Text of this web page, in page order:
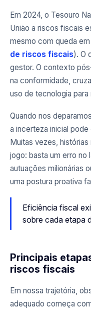
Em 2024, o Tesouro
União a riscos fiscais
mesmo com queda
de riscos fiscais). O
gestor. O contexto
na conformidade,
uso de tecnologia
Quando nos
a incerteza inicial
Muitas vezes,
jogo: basta um erro no
autuações milionárias
uma postura proativa
Eficiência fiscal
sobre cada etapa
Principais
riscos fiscais
Em nossa trajetória,
adequado começa